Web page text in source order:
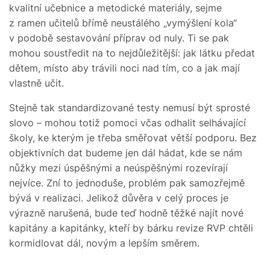
kvalitní učebnice a metodické materiály, sejme
z ramen učitelů břímě neustálého „vymýšlení kola“
v podobě sestavování příprav od nuly. Ti se pak
mohou soustředit na to nejdůležitější: jak látku předat
dětem, místo aby trávili noci nad tím, co a jak mají
vlastně učit.
Stejně tak standardizované testy nemusí být sprosté
slovo – mohou totiž pomoci včas odhalit selhávající
školy, ke kterým je třeba směřovat větší podporu. Bez
objektivních dat budeme jen dál hádat, kde se nám
nůžky mezi úspěšnými a neúspěšnými rozevírají
nejvíce. Zní to jednoduše, problém pak samozřejmě
bývá v realizaci. Jelikož důvěra v celý proces je
výrazně narušená, bude teď hodně těžké najít nové
kapitány a kapitánky, kteří by bárku revize RVP chtěli
kormidlovat dál, novým a lepším směrem.